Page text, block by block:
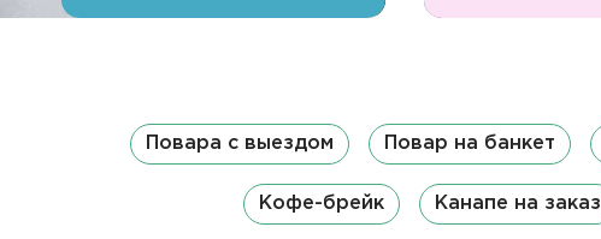
Повара с выездом Повар на банкет
Кофе-брейк Канапе на заказ